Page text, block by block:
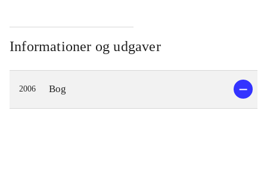
Informationer og udgaver
2006 Bog